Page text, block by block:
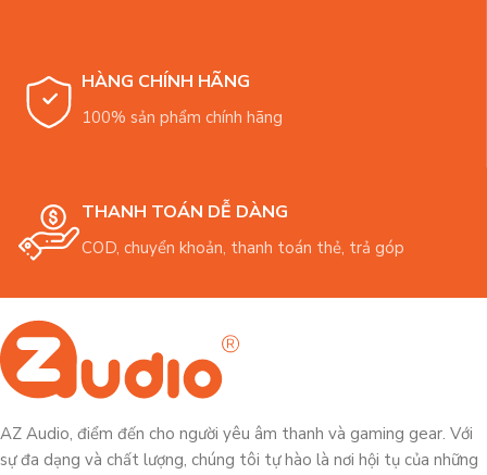
HÀNG CHÍNH HÃNG
100% sản phẩm chính hãng
THANH TOÁN DỄ DÀNG
COD, chuyển khoản, thanh toán thẻ, trả góp
AZ Audio, điểm đến cho người yêu âm thanh và gaming gear. Với
sự đa dạng và chất lượng, chúng tôi tự hào là nơi hội tụ của những